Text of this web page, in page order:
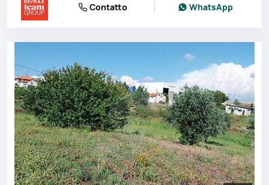
Contatto WhatsApp